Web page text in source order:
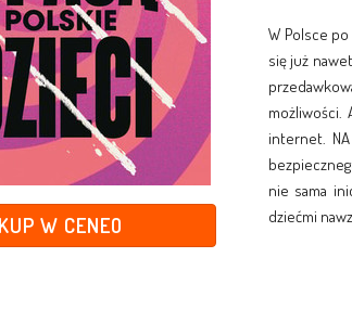
KUP W CENEO
W Polsce po
się już
możliwości.
internet. NA
nie sama
dziećmi